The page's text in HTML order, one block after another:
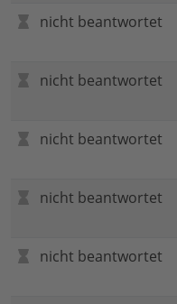
nicht beantwortet
nicht beantwortet
nicht beantwortet
nicht beantwortet
nicht beantwortet